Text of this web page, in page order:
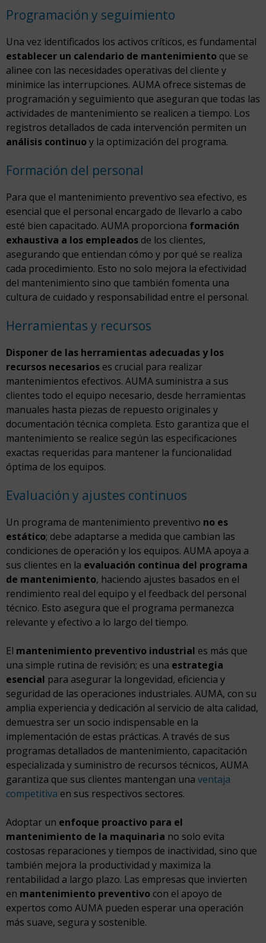
Programación y seguimiento
Una vez identificados los activos críticos, es fundamental
establecer un calendario de mantenimiento que se
alinee con las necesidades operativas del cliente y
minimice las interrupciones. AUMA ofrece sistemas de
programación y seguimiento que aseguran que todas las
actividades de mantenimiento se realicen a tiempo. Los
registros detallados de cada intervención permiten un
análisis continuoy la optimización del programa.
Formación del personal
Para que el mantenimiento preventivo sea efectivo, es
esencial que el personal encargado de llevarlo a cabo
esté bien capacitado. AUMA proporciona formación
exhaustiva a los empleados de los clientes,
asegurando que entiendan cómo y por qué se realiza
cada procedimiento. Esto no solo mejora la efectividad
del mantenimiento sino que también fomenta una
cultura de cuidado y responsabilidad entre el personal.
Herramientas y recursos
Disponer de las herramientas adecuadas y los
recursos necesarios es crucial para realizar
mantenimientos efectivos. AUMA suministra a sus
clientes todo el equipo necesario, desde herramientas
manuales hasta piezas de repuesto originales y
documentación técnica completa. Esto garantiza que el
mantenimiento se realice según las especificaciones
exactas requeridas para mantener la funcionalidad
óptima de los equipos.
Evaluación y ajustes continuos
Un programa de mantenimiento preventivo no es
estático; debe adaptarse a medida que cambian las
condiciones de operación y los equipos. AUMA apoya a
sus clientes en la evaluación continua del programa
de mantenimiento, haciendo ajustes basados en el
rendimiento real del equipo y el feedback del personal
técnico. Esto asegura que el programa permanezca
relevante y efectivo a lo largo del tiempo.
El mantenimiento preventivo industrial es más que
una simple rutina de revisión; es una estrategia
esencial para asegurar la longevidad, eficiencia y
seguridad de las operaciones industriales. AUMA, con su
amplia experiencia y dedicación al servicio de alta calidad,
demuestra ser un socio indispensable en la
implementación de estas prácticas. A través de sus
programas detallados de mantenimiento, capacitación
especializada y suministro de recursos técnicos, AUMA
garantiza que sus clientes mantengan una ventaja
competitiva en sus respectivos sectores.
Adoptar un enfoque proactivo para el
mantenimiento de la maquinaria no solo evita
costosas reparaciones y tiempos de inactividad, sino que
también mejora la productividad y maximiza la
rentabilidad a largo plazo. Las empresas que invierten
en mantenimiento preventivo con el apoyo de
expertos como AUMA pueden esperar una operación
más suave, segura y sostenible.